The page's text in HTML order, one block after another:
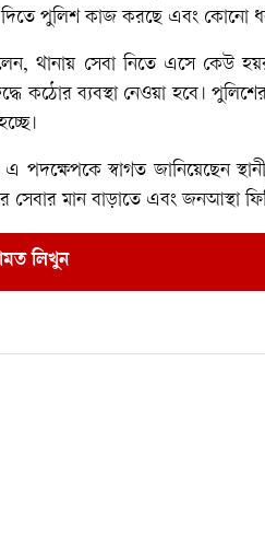
দিতে পুলিশ কাজ করছে এবং কোনো
থানায় সেবা নিতে এসে কেউ
কঠোর ব্যবস্থা নেওয়া হবে।
পদক্ষেপকে স্বাগত জানিয়েছেন
সেবার মান বাড়াতে এবং জনআস্থা
লিখুন